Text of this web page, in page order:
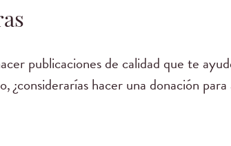
publicaciones de calidad que te
¿considerarías hacer una donación